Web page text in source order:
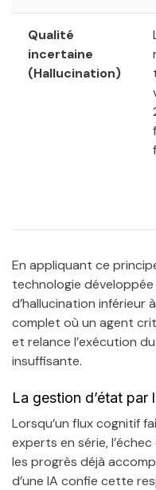
Qualité
incertaine
(Hallucination)
En appliquant ce
technologie
d’hallucination inférieur
complet où un agent
et relance l’exécution
insuffisante.
La gestion d’état par
Lorsqu’un flux cognitif
experts en série,
les progrès déjà
d’une IA confie cette